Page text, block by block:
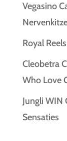
Vegasino
Royal
Cleobetra
Who Love
Jungli WIN
Sensaties